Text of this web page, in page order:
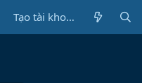
Tạo tài khoản